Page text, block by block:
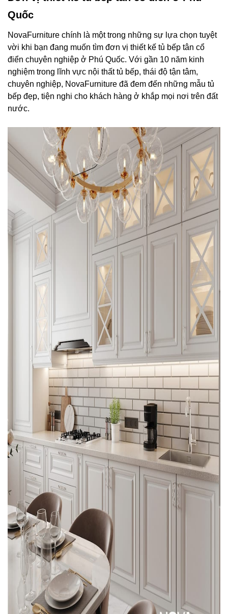
Quốc
NovaFurniture chính là một trong những sự lựa chọn tuyệt
vời khi bạn đang muốn tìm đơn vị thiết kế tủ bếp tân cổ
điển chuyên nghiệp ở Phú Quốc. Với gần 10 năm kinh
nghiệm trong lĩnh vực nội thất tủ bếp, thái độ tận tâm,
chuyên nghiệp, NovaFurniture đã đem đến những mẫu tủ
bếp đẹp, tiện nghi cho khách hàng ở khắp mọi nơi trên đất
nước.